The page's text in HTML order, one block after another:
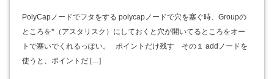
PolyCapノードでフタをする polycapノードで穴を塞ぐ時、Groupの
ところを*（アスタリスク）にしておくと穴が開いてるところをオー
トで塞いでくれるっぽい。 ポイントだけ残す その１ addノードを
使うと、ポイントだ […]